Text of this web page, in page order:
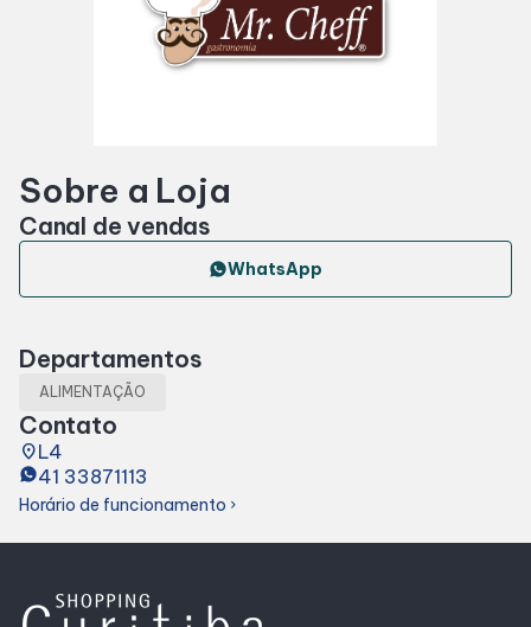
Fique por dentro
Lojas e Restaurantes
Alimentação
Sobre a Loja
Canal de vendas
WhatsApp
Departamentos
ALIMENTAÇÃO
Contato
placeL4
41 33871113
Horário de funcionamento chevron_right